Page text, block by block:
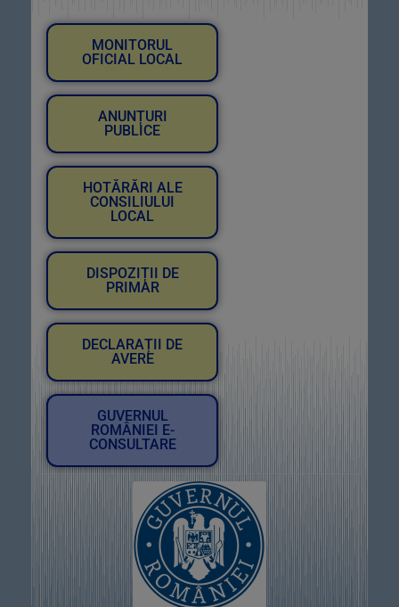
MONITORUL
OFICIAL LOCAL
ANUNȚURI
PUBLICE
HOTĂRĂRI ALE
CONSILIULUI
LOCAL
DISPOZIȚII DE
PRIMAR
DECLARAȚII DE
AVERE
GUVERNUL
ROMÂNIEI E-
CONSULTARE